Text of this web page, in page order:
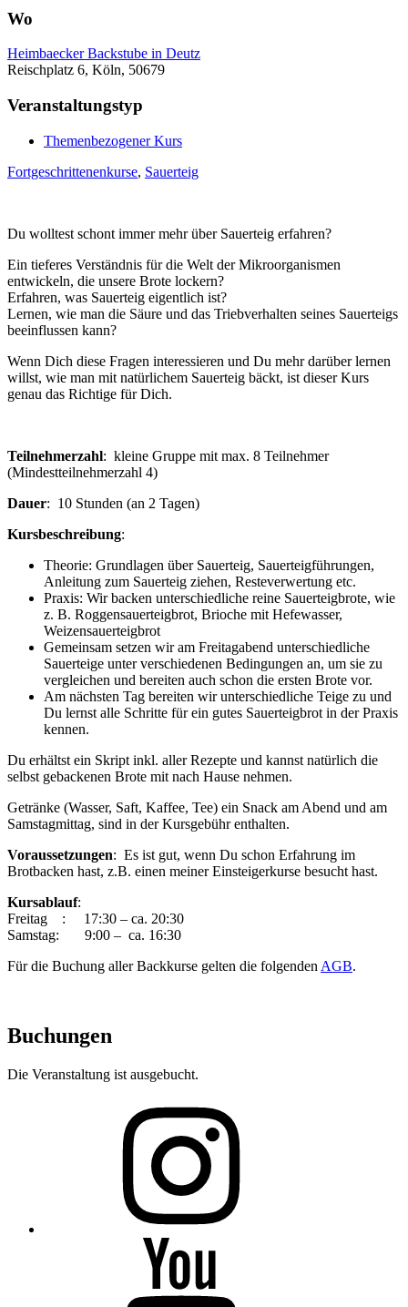
Wo
Heimbaecker Backstube in Deutz
Reischplatz 6, Köln, 50679
Veranstaltungstyp
Themenbezogener Kurs
Fortgeschrittenenkurse, Sauerteig
Du wolltest schont immer mehr über Sauerteig erfahren?
Ein tieferes Verständnis für die Welt der Mikroorganismen
entwickeln, die unsere Brote lockern?
Erfahren, was Sauerteig eigentlich ist?
Lernen, wie man die Säure und das Triebverhalten seines Sauerteigs
beeinflussen kann?
Wenn Dich diese Fragen interessieren und Du mehr darüber lernen
willst, wie man mit natürlichem Sauerteig bäckt, ist dieser Kurs
genau das Richtige für Dich.
Teilnehmerzahl: kleine Gruppe mit max. 8 Teilnehmer
(Mindestteilnehmerzahl 4)
Dauer: 10 Stunden (an 2 Tagen)
Kursbeschreibung:
Theorie: Grundlagen über Sauerteig, Sauerteigführungen,
Anleitung zum Sauerteig ziehen, Resteverwertung etc.
Praxis: Wir backen unterschiedliche reine Sauerteigbrote, wie
z. B. Roggensauerteigbrot, Brioche mit Hefewasser,
Weizensauerteigbrot
Gemeinsam setzen wir am Freitagabend unterschiedliche
Sauerteige unter verschiedenen Bedingungen an, um sie zu
vergleichen und bereiten auch schon die ersten Brote vor.
Am nächsten Tag bereiten wir unterschiedliche Teige zu und
Du lernst alle Schritte für ein gutes Sauerteigbrot in der Praxis
kennen.
Du erhältst ein Skript inkl. aller Rezepte und kannst natürlich die
selbst gebackenen Brote mit nach Hause nehmen.
Getränke (Wasser, Saft, Kaffee, Tee) ein Snack am Abend und am
Samstagmittag, sind in der Kursgebühr enthalten.
Voraussetzungen: Es ist gut, wenn Du schon Erfahrung im
Brotbacken hast, z.B. einen meiner Einsteigerkurse besucht hast.
Kursablauf:
Freitag : 17:30 – ca. 20:30
Samstag: 9:00 – ca. 16:30
Für die Buchung aller Backkurse gelten die folgenden AGB.
Buchungen
Die Veranstaltung ist ausgebucht.